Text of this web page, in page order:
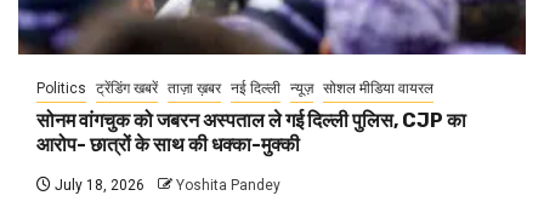
Politics ट्रेंडिंग खबरें ताज़ा ख़बर नई दिल्ली न्यूज़ सोशल मीडिया वायरल
सोनम वांगचुक को जबरन अस्पताल ले गई दिल्ली पुलिस, CJP का
आरोप- छात्रों के साथ की धक्का-मुक्की
July 18, 2026 Yoshita Pandey